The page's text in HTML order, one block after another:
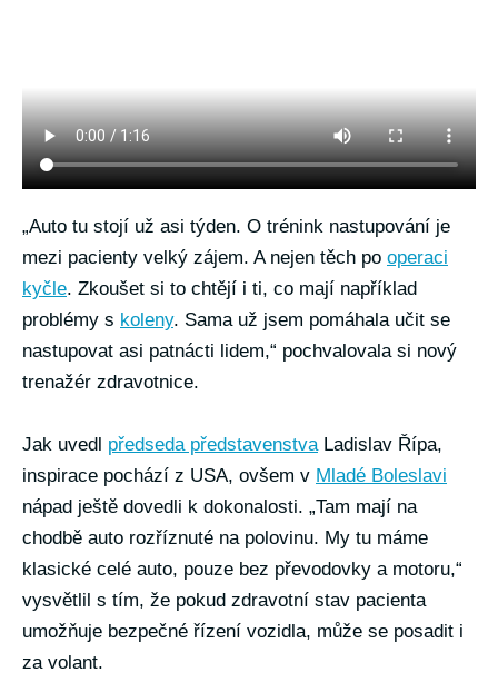
„Auto tu stojí už asi týden. O trénink nastupování je
mezi pacienty velký zájem. A nejen těch po operaci
kyčle. Zkoušet si to chtějí i ti, co mají například
problémy s koleny. Sama už jsem pomáhala učit se
nastupovat asi patnácti lidem,“ pochvalovala si nový
trenažér zdravotnice.
Jak uvedl předseda představenstvaLadislav Řípa,
inspirace pochází z USA, ovšem v Mladé Boleslavi
nápad ještě dovedli k dokonalosti. „Tam mají na
chodbě auto rozříznuté na polovinu. My tu máme
klasické celé auto, pouze bez převodovky a motoru,“
vysvětlil s tím, že pokud zdravotní stav pacienta
umožňuje bezpečné řízení vozidla, může se posadit i
za volant.